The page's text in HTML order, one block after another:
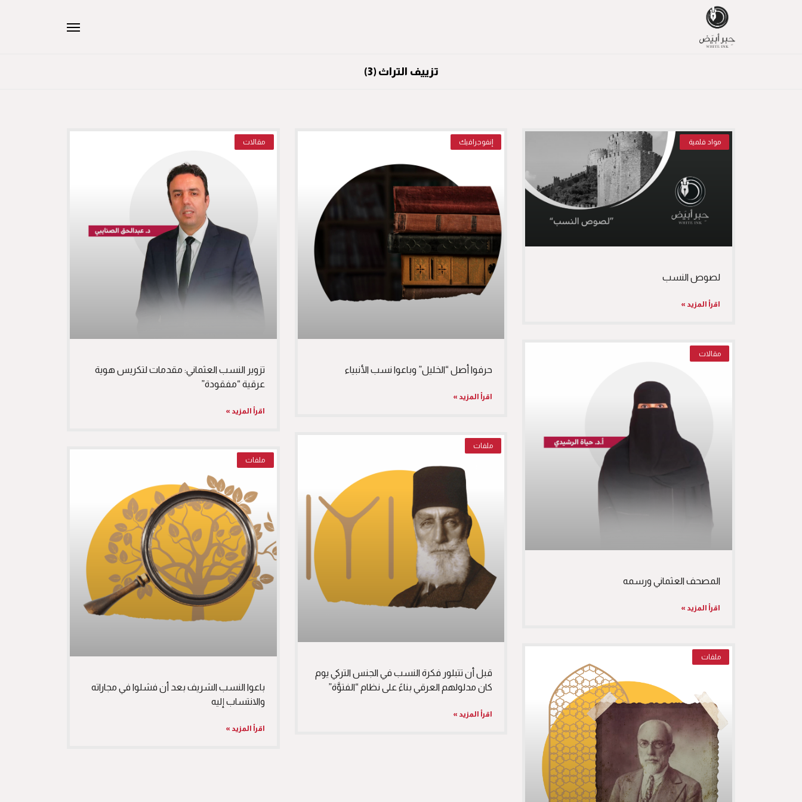
تزييف التراث (3)
مواد فلمية
لصوص النسب
اقرأ المزيد »
إنفوجرافيك
حرفوا أصل “الخليل” وباعوا نسب الأنبياء
اقرأ المزيد »
مقالات
تزوير النسب العثماني: مقدمات لتكريس هوية
عرقية “مفقودة”
اقرأ المزيد »
مقالات
المصحف العثماني ورسمه
اقرأ المزيد »
ملفات
قبل أن تتبلور فكرة النسب في الجنس التركي يوم
كان مدلولهم العرقي بناءً على نظام “الفتوَّة”
اقرأ المزيد »
ملفات
باعوا النسب الشريف بعد أن فشلوا في مجاراته
والانتساب إليه
اقرأ المزيد »
ملفات